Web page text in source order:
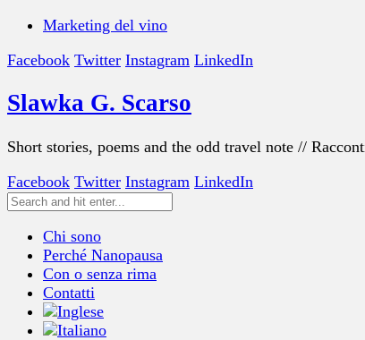
Marketing del vino
Facebook Twitter Instagram LinkedIn
Slawka G. Scarso
Short stories, poems and the odd travel note //
Facebook Twitter Instagram LinkedIn
Chi sono
Perché Nanopausa
Con o senza rima
Contatti